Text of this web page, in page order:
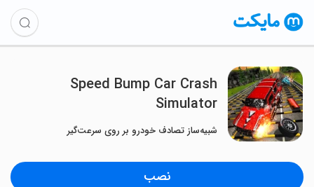
Speed Bump Car Crash
Simulator
شبیه‌ساز تصادف خودرو بر روی سرعت‌گیر
نصب